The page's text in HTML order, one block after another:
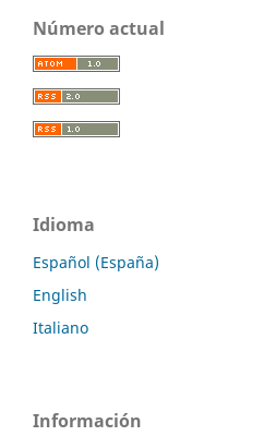
Número actual
Idioma
Español (España)
English
Italiano
Información